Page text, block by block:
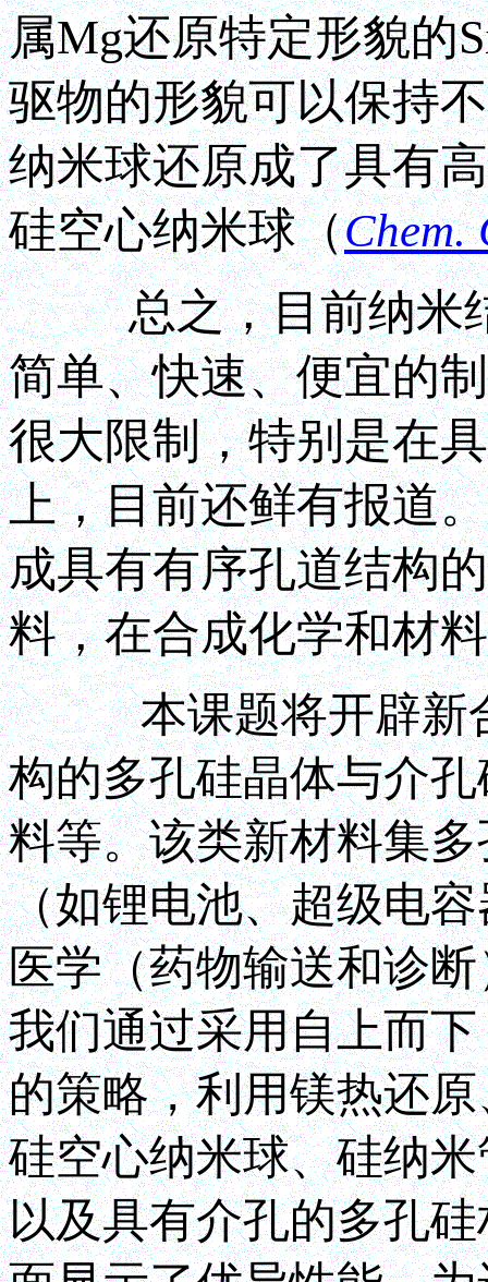
属Mg还原特定形貌的
驱物的形貌可以保持
纳米球还原成了具有
硅空心纳米球（Chem.
总之，目前纳米结
简单、快速、便宜的
很大限制，特别是在
上，目前还鲜有报道
成具有有序孔道结构
料，在合成化学和材
本课题将开辟新合
构的多孔硅晶体与介
料等。该类新材料集
（如锂电池、超级电
医学（药物输送和诊
我们通过采用自上而
的策略，利用镁热还
硅空心纳米球、硅纳
以及具有介孔的多孔